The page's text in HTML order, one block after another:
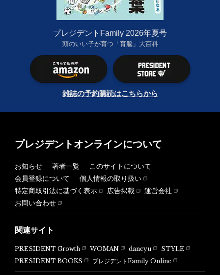
プレジデントFamily 2026年夏号
頭のいい子が育つ「育脳」大百科
雑誌の予約購読はこちらから
プレジデントオンラインについて
お知らせ 著者一覧
このサイトについて
会員登録について
個人情報の取り扱い
特定商取引法に基づく表示
広告掲載
運営会社
お問い合わせ
関連サイト
PRESIDENT Growth WOMAN dancyu
STYLE
PRESIDENT BOOKS
プレジデントFamily Online